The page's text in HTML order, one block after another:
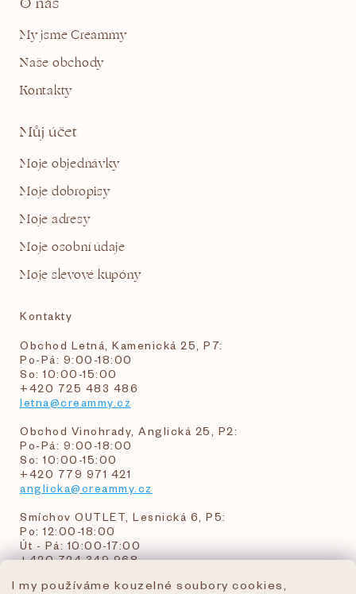
I my používáme kouzelné soubory cookies,
My jsme Creammy
Naše obchody
Kontakty
Můj účet
Moje objednávky
Moje dobropisy
Moje adresy
Moje osobní údaje
Moje slevové kupóny
Kontakty
Obchod Letná, Kamenická 25, P7:
Po-Pá: 9:00-18:00
So: 10:00-15:00
+420 725 483 486
letna@creammy.cz
Obchod Vinohrady, Anglická 25, P2:
Po-Pá: 9:00-18:00
So: 10:00-15:00
+420 779 971 421
anglicka@creammy.cz
Smíchov OUTLET, Lesnická 6, P5:
Po: 12:00-18:00
Út - Pá: 10:00-17:00
+420 724 349 968